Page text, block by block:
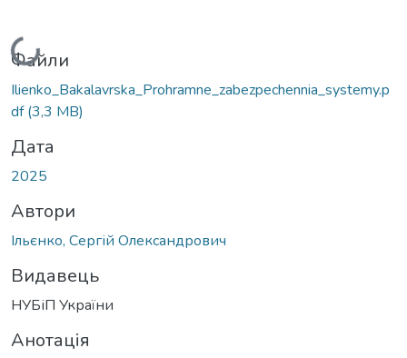
Вантажиться...
Файли
Ilienko_Bakalavrska_Prohramne_zabezpechennia_systemy.p
df(3,3 MB)
Дата
2025
Автори
Ільєнко, Сергій Олександрович
Видавець
НУБіП України
Анотація